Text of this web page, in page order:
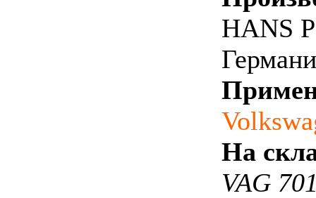
HANS
На
VAG